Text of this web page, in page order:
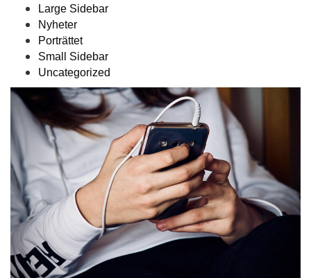
Large Sidebar
Nyheter
Porträttet
Small Sidebar
Uncategorized